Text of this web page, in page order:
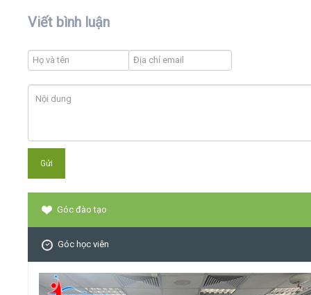
Viết bình luận
Góc đào tạo
Góc học viên